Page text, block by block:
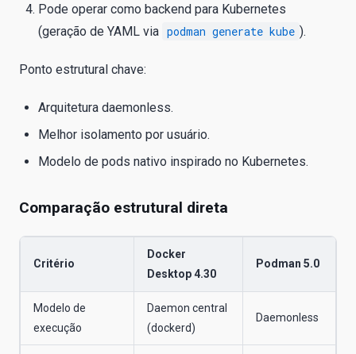
Pode operar como backend para Kubernetes
(geração de YAML via podman generate kube ).
Ponto estrutural chave:
Arquitetura daemonless.
Melhor isolamento por usuário.
Modelo de pods nativo inspirado no Kubernetes.
Comparação estrutural direta
Critério
Docker
Desktop 4.30
Podman 5.0
Modelo de
execução
Daemon central
(dockerd)
Daemonless